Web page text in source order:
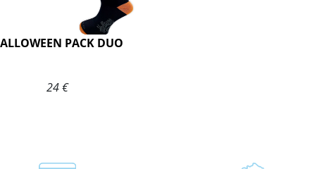
PACK DUO
24 €